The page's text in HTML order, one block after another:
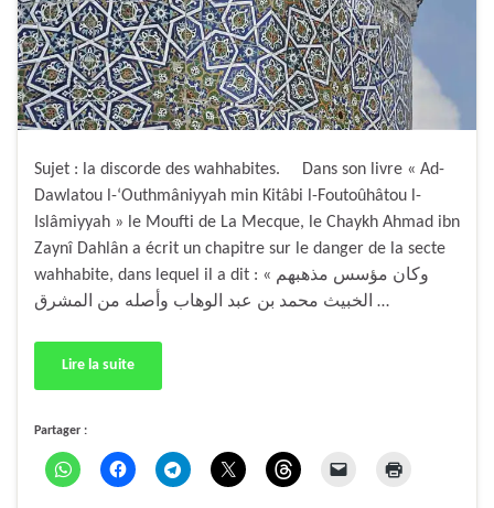
Sujet : la discorde des wahhabites. Dans son livre « Ad-
Dawlatou l-‘Outhmâniyyah min Kitâbi l-Foutoûhâtou l-
Islâmiyyah » le Moufti de La Mecque, le Chaykh Ahmad ibn
Zaynî Dahlân a écrit un chapitre sur le danger de la secte
wahhabite, dans lequel il a dit : « وكان مؤسس مذهبهم
الخبيث محمد بن عبد الوهاب وأصله من المشرق …
Lire la suite
Partager :